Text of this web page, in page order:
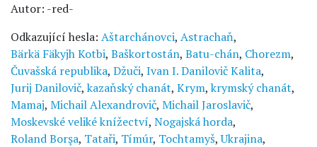
Autor: -red-
Odkazující hesla: Aštarchánovci, Astrachaň,
Bärkä Fäkyjh Kotbi, Baškortostán, Batu-chán, Chorezm,
Čuvašská republika, Džuči, Ivan I. Danilovič Kalita,
Jurij Danilovič,kazaňský chanát, Krym,krymský chanát,
Mamaj, Michail Alexandrovič, Michail Jaroslavič,
Moskevské veliké knížectví, Nogajská horda,
Roland Borşa, Tataři, Tímúr, Tochtamyš,Ukrajina,